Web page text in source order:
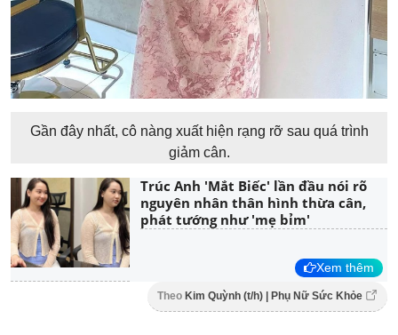
Gần đây nhất, cô nàng xuất hiện rạng rỡ sau quá trình
giảm cân.
Trúc Anh 'Mắt Biếc' lần đầu nói rõ
nguyên nhân thân hình thừa cân,
phát tướng như 'mẹ bỉm'
Xem thêm
Theo Kim Quỳnh (t/h) | Phụ Nữ Sức Khỏe